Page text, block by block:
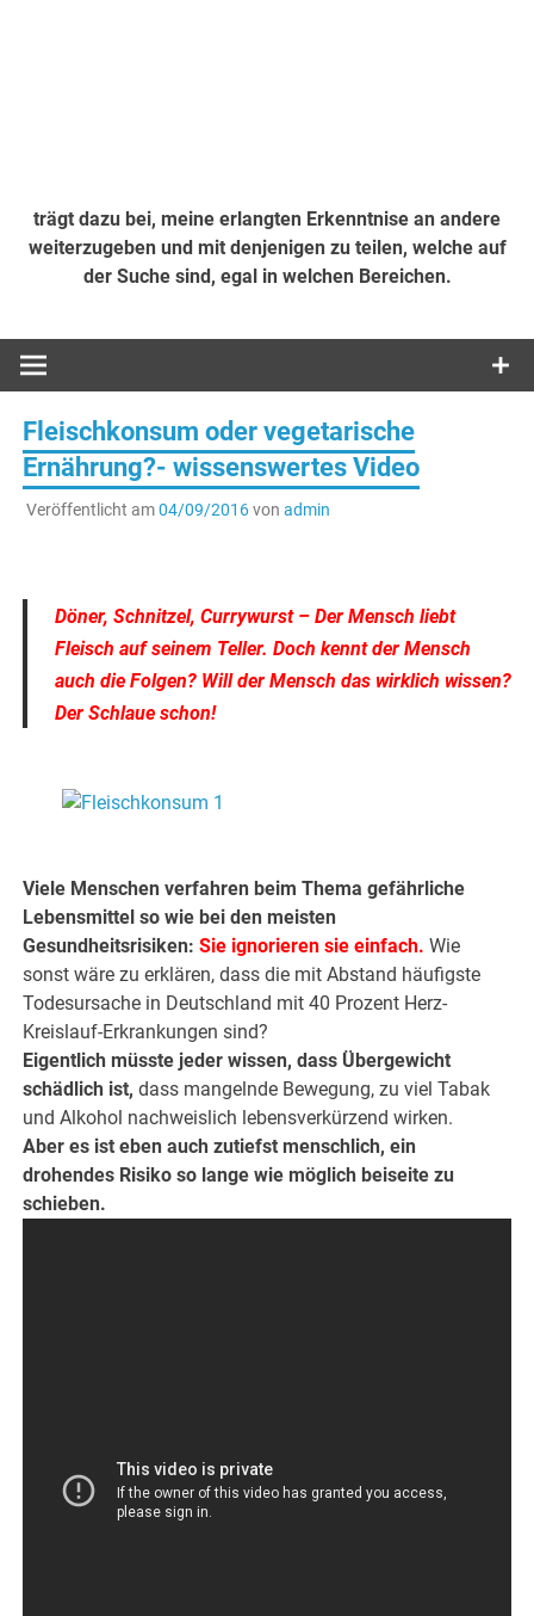
trägt dazu bei, meine erlangten Erkenntnise an andere
weiterzugeben und mit denjenigen zu teilen, welche auf
der Suche sind, egal in welchen Bereichen.
Fleischkonsum oder vegetarische
Ernährung?- wissenswertes Video
Veröffentlicht am04/09/2016von admin
Döner, Schnitzel, Currywurst – Der Mensch liebt
Fleisch auf seinem Teller. Doch kennt der Mensch
auch die Folgen? Will der Mensch das wirklich wissen?
Der Schlaue schon!
Viele Menschen verfahren beim Thema gefährliche
Lebensmittel so wie bei den meisten
Gesundheitsrisiken:Sie ignorieren sie einfach. Wie
sonst wäre zu erklären, dass die mit Abstand häufigste
Todesursache in Deutschland mit 40 Prozent Herz-
Kreislauf-Erkrankungen sind?
Eigentlich müsste jeder wissen, dass Übergewicht
schädlich ist, dass mangelnde Bewegung, zu viel Tabak
und Alkohol nachweislich lebensverkürzend wirken.
Aber es ist eben auch zutiefst menschlich, ein
drohendes Risiko so lange wie möglich beiseite zu
schieben.